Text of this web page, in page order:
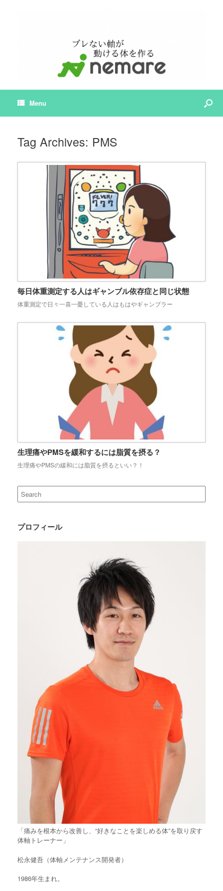
Menu
Tag Archives: PMS
毎日体重測定する人はギャンブル依存症と同じ状態
体重測定で日々一喜一憂している人はもはやギャンブラー
生理痛やPMSを緩和するには脂質を摂る？
生理痛やPMSの緩和には脂質を摂るといい？！
Search
for:
プロフィール
「痛みを根本から改善し、“好きなことを楽しめる体”を取り戻す
体軸トレーナー」
松永健吾（体軸メンテナンス開発者）
1986年生まれ。